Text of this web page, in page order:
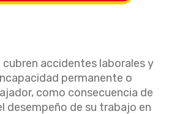
cubren accidentes laborales y
permanente o
como consecuencia de
desempeño de su trabajo en